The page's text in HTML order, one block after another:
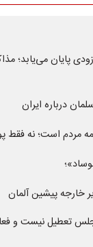
پایان می‌یابد؛
درباره ایران
است؛ نه فقط
خارجه پیشین آلمان
تعطیل نیست و